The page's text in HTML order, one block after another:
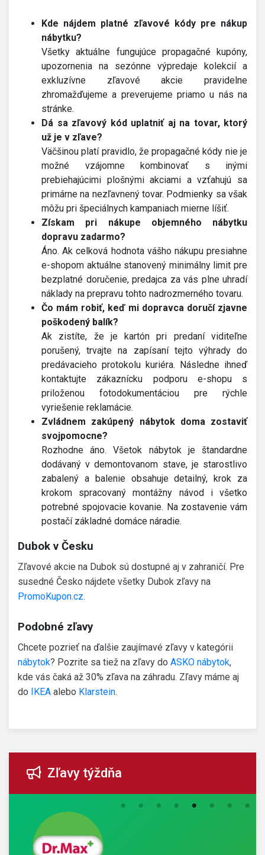
Kde nájdem platné zľavové kódy pre nákup
nábytku?
Všetky aktuálne fungujúce propagačné kupóny,
upozornenia na sezónne výpredaje kolekcií a
exkluzívne zľavové akcie pravidelne
zhromažďujeme a preverujeme priamo u nás na
stránke.
Dá sa zľavový kód uplatniť aj na tovar, ktorý
už je v zľave?
Väčšinou platí pravidlo, že propagačné kódy nie je
možné vzájomne kombinovať s inými
prebiehajúcimi plošnými akciami a vzťahujú sa
primárne na nezľavnený tovar. Podmienky sa však
môžu pri špeciálnych kampaniach mierne líšiť.
Získam pri nákupe objemného nábytku
dopravu zadarmo?
Áno. Ak celková hodnota vášho nákupu presiahne
e-shopom aktuálne stanovený minimálny limit pre
bezplatné doručenie, predajca za vás plne uhradí
náklady na prepravu tohto nadrozmerného tovaru.
Čo mám robiť, keď mi dopravca doručí zjavne
poškodený balík?
Ak zistíte, že je kartón pri predaní viditeľne
porušený, trvajte na zapísaní tejto výhrady do
predávacieho protokolu kuriéra. Následne ihneď
kontaktujte zákaznícku podporu e-shopu s
priloženou fotodokumentáciou pre rýchle
vyriešenie reklamácie.
Zvládnem zakúpený nábytok doma zostaviť
svojpomocne?
Rozhodne áno. Všetok nábytok je štandardne
dodávaný v demontovanom stave, je starostlivo
zabalený a balenie obsahuje detailný, krok za
krokom spracovaný montážny návod i všetko
potrebné spojovacie kovanie. Na zostavenie vám
postačí základné domáce náradie.
Dubok v Česku
Zľavové akcie na Dubok sú dostupné aj v zahraničí. Pre
susedné Česko nájdete všetky Dubok zľavy na
PromoKupon.cz.
Podobné zľavy
Chcete pozrieť na ďalšie zaujímavé zľavy v kategórii
nábytok? Pozrite sa tiež na zľavy do ASKO nábytok,
kde vás čaká až 30% zľava na záhradu. Zľavy máme aj
do IKEA alebo Klarstein.
Zľavy týždňa